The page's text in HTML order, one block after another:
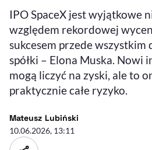
Sprawdź, jak i dlaczego zwiększamy
Deklaracja dostępności, otwiera się
IPO SpaceX jest wyjątkowe
względem rekordowej
sukcesem przede wszystkim
spółki – Elona Muska. Nowi
mogą liczyć na zyski, ale to
praktycznie całe ryzyko.
Mateusz Lubiński
10.06.2026, 13:11